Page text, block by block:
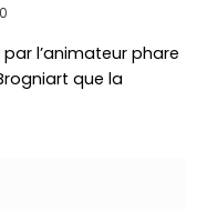
l’animateur phare
que la